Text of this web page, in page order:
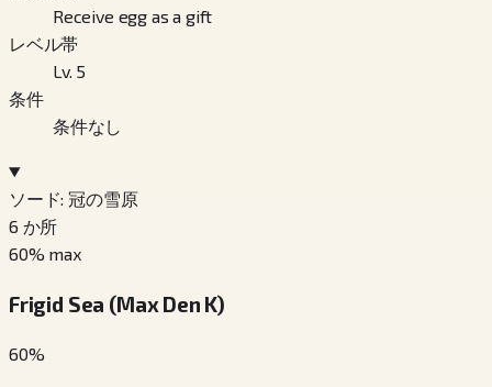
Receive egg as a gift
レベル帯
Lv. 5
条件
条件なし
ソード: 冠の雪原
6 か所
60% max
Frigid Sea (Max Den K)
60%